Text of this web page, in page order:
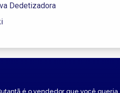
Dedetizadora
é o vendedor que você queria.